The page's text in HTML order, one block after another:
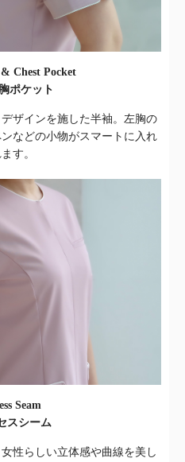
Chest Pocket
ポケット
ザインを施した半袖。左胸の
などの小物がスマートに入れ
す。
Seam
スシーム
性らしい立体感や曲線を美し